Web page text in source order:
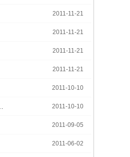
2011-11-21
2011-11-21
2011-11-21
2011-11-21
2011-10-10
2011-10-10
2011-09-05
2011-06-02